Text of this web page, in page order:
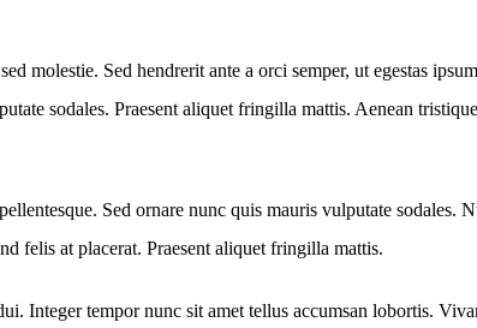
molestie. Sed hendrerit ante a orci semper, ut egestas
sodales. Praesent aliquet fringilla mattis. Aenean
Sed ornare nunc quis mauris vulputate
felis at placerat. Praesent aliquet fringilla mattis.
Integer tempor nunc sit amet tellus accumsan lobortis.